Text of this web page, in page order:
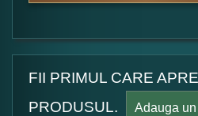
FII PRIMUL CARE
PRODUSUL.
Adauga